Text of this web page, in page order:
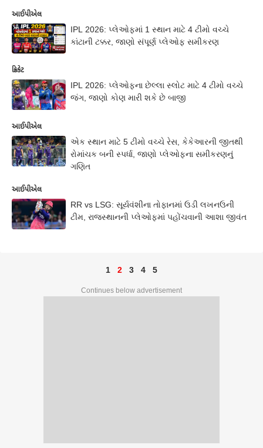
આઈપીએલ
IPL 2026: પ્લેઓફમાં 1 સ્થાન માટે 4 ટીમો વચ્ચે
કાંટાની ટક્કર, જાણો સંપૂર્ણ પ્લેઓફ સમીકરણ
ક્રિકેટ
IPL 2026: પ્લેઓફના છેલ્લા સ્લોટ માટે 4 ટીમો વચ્ચે
જંગ, જાણો કોણ મારી શકે છે બાજી
આઈપીએલ
એક સ્થાન માટે 5 ટીમો વચ્ચે રેસ, કેકેઆરની જીતથી
રોમાંચક બની સ્પર્ધા, જાણો પ્લેઓફના સમીકરણનું
ગણિત
આઈપીએલ
RR vs LSG: સૂર્યવંશીના તોફાનમાં ઉડી લખનઉની
ટીમ, રાજસ્થાનની પ્લેઓફમાં પહોંચવાની આશા જીવંત
1 2 3 4 5
Continues below advertisement